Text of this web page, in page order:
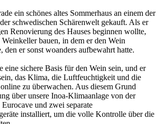
ein schönes altes Sommerhaus an einem der
schwedischen Schärenwelt gekauft. Als er
Renovierung des Hauses beginnen wollte,
bauen, in dem er den Wein
den er sonst woanders aufbewahrt hatte.
eine sichere Basis für den Wein sein, und er
das Klima, die Luftfeuchtigkeit und die
zu überwachen. Aus diesem Grund
über unsere Inoa-Klimaanlage von der
und zwei separate
installiert, um die volle Kontrolle über die